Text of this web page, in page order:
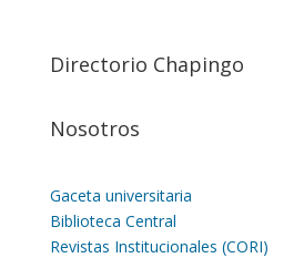
Directorio Chapingo
Nosotros
Gaceta universitaria
Biblioteca Central
Revistas Institucionales (CORI)